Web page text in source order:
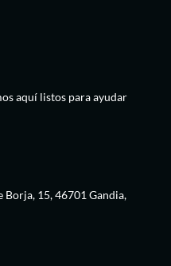
aquí listos para ayudar
Borja, 15, 46701 Gandia,